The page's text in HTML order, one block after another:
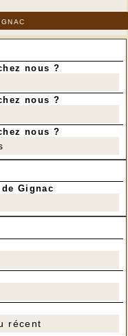
nous ?
nous ?
nous ?
Gignac
récent